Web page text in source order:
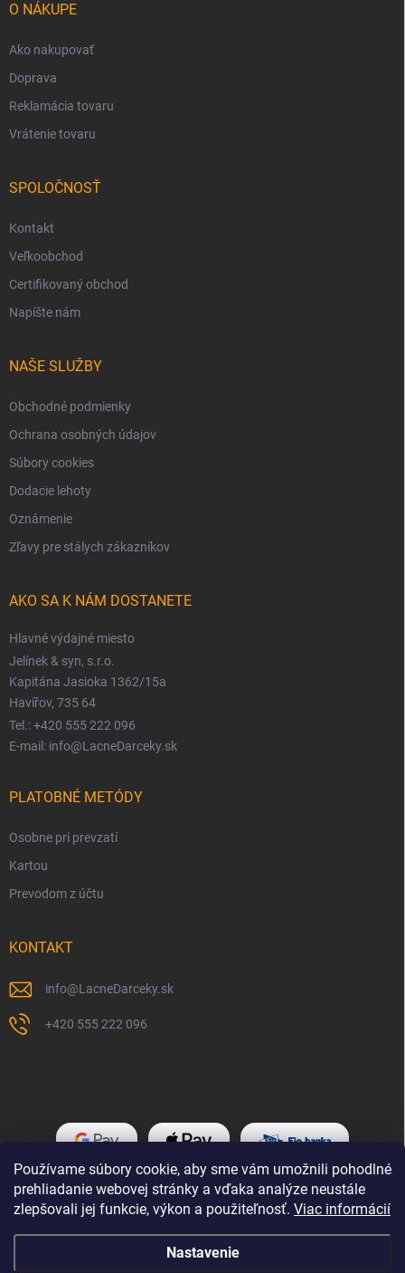
Používame súbory cookie, aby sme vám umožnili pohodlné
prehliadanie webovej stránky a vďaka analýze neustále
zlepšovali jej funkcie, výkon a použiteľnosť. Viac informácií
Nastavenie
O NÁKUPE
Ako nakupovať
Doprava
Reklamácia tovaru
Vrátenie tovaru
SPOLOČNOSŤ
Kontakt
Veľkoobchod
Certifikovaný obchod
Napíšte nám
NAŠE SLUŽBY
Obchodné podmienky
Ochrana osobných údajov
Súbory cookies
Dodacie lehoty
Oznámenie
Zľavy pre stálych zákazníkov
AKO SA K NÁM DOSTANETE
Hlavné výdajné miesto
Jelínek & syn, s.r.o.
Kapitána Jasioka 1362/15a
Havířov, 735 64
Tel.: +420 555 222 096
E-mail: info@LacneDarceky.sk
PLATOBNÉ METÓDY
Osobne pri prevzatí
Kartou
Prevodom z účtu
KONTAKT
info@LacneDarceky.sk
+420 555 222 096